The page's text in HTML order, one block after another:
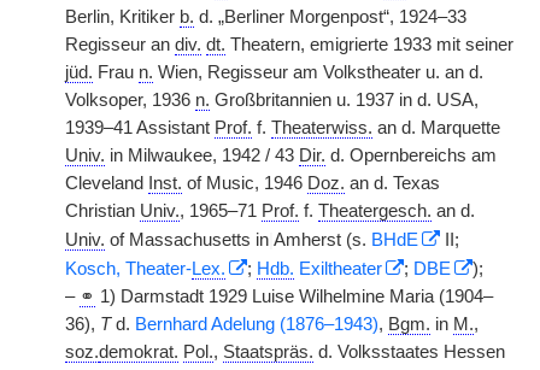
Berlin, Kritiker b. d. „Berliner Morgenpost“, 1924–33
Regisseur an div. dt. Theatern, emigrierte 1933 mit seiner
jüd. Frau n. Wien, Regisseur am Volkstheater u. an d.
Volksoper, 1936 n. Großbritannien u. 1937 in d. USA,
1939–41 Assistant Prof. f. Theaterwiss. an d. Marquette
Univ. in Milwaukee, 1942 / 43 Dir. d. Opernbereichs am
Cleveland
Inst. of Music, 1946 Doz. an d. Texas
Christian Univ., 1965–71 Prof. f. Theatergesch. an d.
Univ. of Massachusetts in Amherst (s. BHdE
II;
Kosch, Theater-Lex. ; Hdb. Exiltheater ; DBE
);
– ⚭ 1) Darmstadt 1929 Luise Wilhelmine Maria (1904–
36), Td. Bernhard Adelung (1876–1943), Bgm. in M.,
soz.demokrat. Pol., Staatspräs. d. Volksstaates Hessen